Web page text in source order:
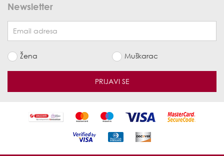
Newsletter
Žena Muškarac
PRIJAVI SE